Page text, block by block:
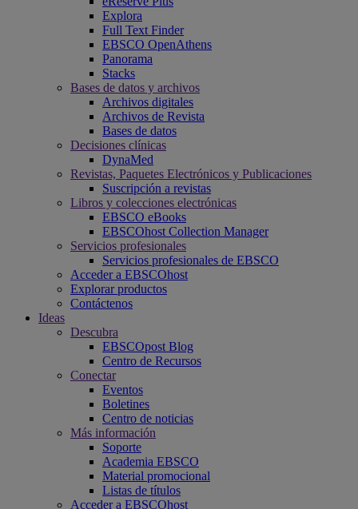
Explora
Full Text Finder
EBSCO OpenAthens
Panorama
Stacks
Bases de datos y archivos
Archivos digitales
Archivos de Revista
Bases de datos
Decisiones clínicas
DynaMed
Revistas, Paquetes Electrónicos y Publicaciones
Suscripción a revistas
Libros y colecciones electrónicas
EBSCO eBooks
EBSCOhost Collection Manager
Servicios profesionales
Servicios profesionales de EBSCO
Acceder a EBSCOhost
Explorar productos
Contáctenos
Ideas
Descubra
EBSCOpost Blog
Centro de Recursos
Conectar
Eventos
Boletines
Centro de noticias
Más información
Soporte
Academia EBSCO
Material promocional
Listas de títulos
Acceder a EBSCOhost